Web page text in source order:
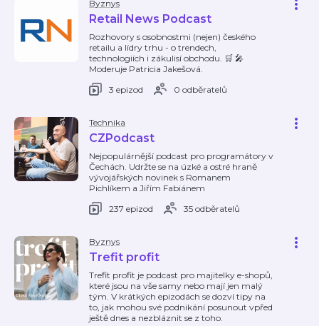
Byznys
Retail News Podcast
Rozhovory s osobnostmi (nejen) českého
retailu a lídry trhu - o trendech,
technologiích i zákulisí obchodu. 🛒 🎤
Moderuje Patricia Jakešová.
3 epizod
0 odběratelů
Technika
CZPodcast
Nejpopulárnější podcast pro programátory v
Čechách. Udržte se na úzké a ostré hraně
vývojářských novinek s Romanem
Pichlíkem a Jiřím Fabiánem
237 epizod
35 odběratelů
Byznys
Trefit profit
Trefit profit je podcast pro majitelky e-shopů,
které jsou na vše samy nebo mají jen malý
tým. V krátkých epizodách se dozví tipy na
to, jak mohou své podnikání posunout vpřed
ještě dnes a nezbláznit se z toho.